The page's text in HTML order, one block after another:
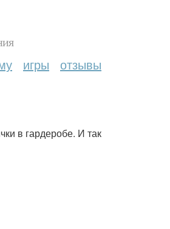
игры отзывы
в гардеробе. И так